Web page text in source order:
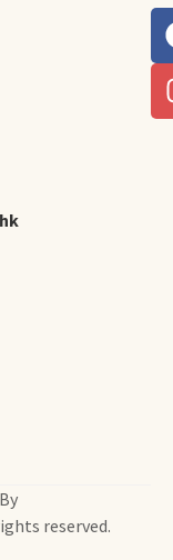
reserved.